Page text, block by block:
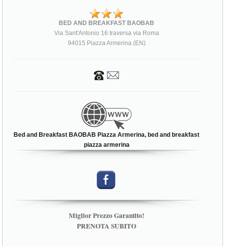
BED AND BREAKFAST BAOBAB
Via Sant'Antonio 16 traversa via Roma
94015 Piazza Armerina (EN)
Bed and Breakfast BAOBAB Piazza Armerina, bed and breakfast
piazza armerina
Miglior Prezzo Garantito!
PRENOTA SUBITO